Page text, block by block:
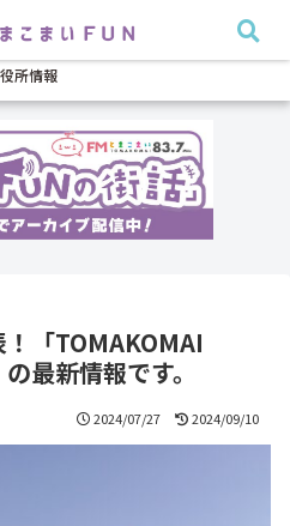
グルメ 特集 耳より
所情報
「TOMAKOMAI
最新情報です。
2024/07/27 2024/09/10